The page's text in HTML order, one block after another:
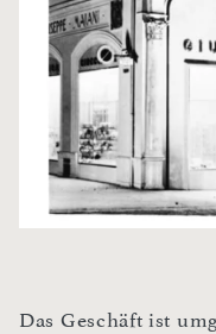
Das Geschäft ist